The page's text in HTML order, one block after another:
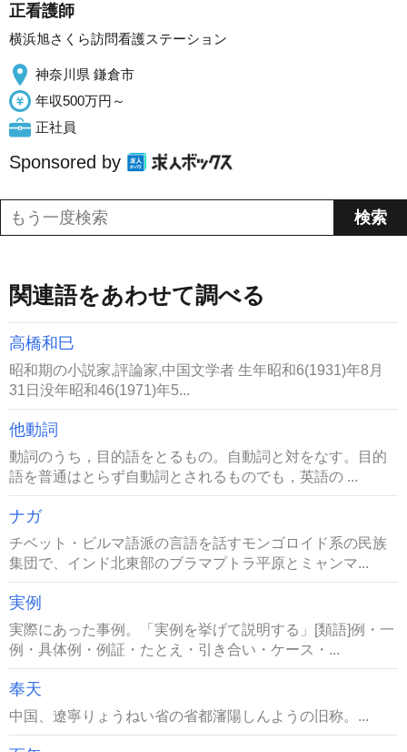
正看護師
横浜旭さくら訪問看護ステーション
神奈川県 鎌倉市
年収500万円～
正社員
Sponsored by
関連語をあわせて調べる
高橋和巳
昭和期の小説家,評論家,中国文学者 生年昭和6(1931)年8月
31日没年昭和46(1971)年5...
他動詞
動詞のうち，目的語をとるもの。自動詞と対をなす。目的
語を普通はとらず自動詞とされるものでも，英語の ...
ナガ
チベット・ビルマ語派の言語を話すモンゴロイド系の民族
集団で、インド北東部のブラマプトラ平原とミャンマ...
実例
実際にあった事例。「実例を挙げて説明する」[類語]例・一
例・具体例・例証・たとえ・引き合い・ケース・...
奉天
中国、遼寧りょうねい省の省都瀋陽しんようの旧称。...